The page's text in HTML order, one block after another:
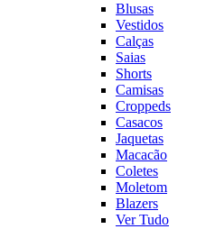
Blusas
Vestidos
Calças
Saias
Shorts
Camisas
Croppeds
Casacos
Jaquetas
Macacão
Coletes
Moletom
Blazers
Ver Tudo